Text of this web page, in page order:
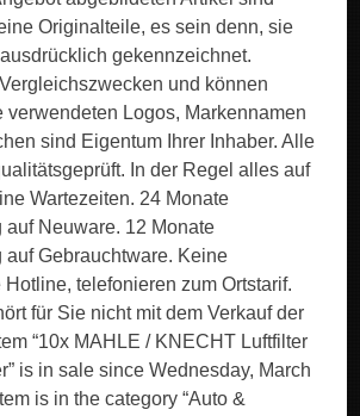
Originalteile, es sein denn, sie
gekennzeichnet.
und können
verwendeten Logos, Markennamen
sind Eigentum Ihrer Inhaber. Alle
In der Regel alles auf
Wartezeiten. 24 Monate
auf Neuware. 12 Monate
auf Gebrauchtware. Keine
telefonieren zum Ortstarif.
für Sie nicht mit dem Verkauf der
“10x MAHLE / KNECHT Luftfilter
is in sale since Wednesday, March
is in the category “Auto &